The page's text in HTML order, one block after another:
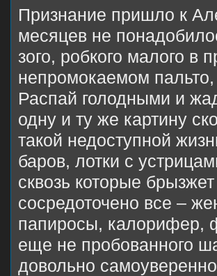
Признание пришло к
месяцев не
зого, робкого малого в
непромокаемом
Распай голодными и
одну и ту же картину
такой недоступной
баров, лотки с
сквозь которые
сосредоточено все –
папиросы, калорифер,
еще не пробованного
довольно